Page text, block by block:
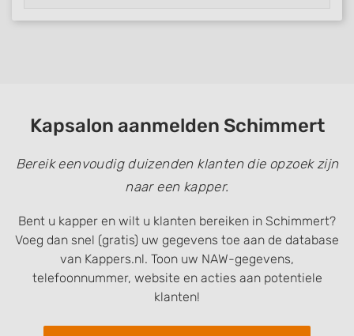
Kapsalon aanmelden Schimmert
Bereik eenvoudig duizenden klanten die opzoek zijn
naar een kapper.
Bent u kapper en wilt u klanten bereiken in Schimmert?
Voeg dan snel (gratis) uw gegevens toe aan de database
van Kappers.nl. Toon uw NAW-gegevens,
telefoonnummer, website en acties aan potentiele
klanten!